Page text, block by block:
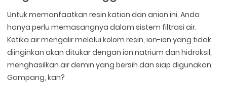
Untuk memanfaatkan resin kation dan anion ini, Anda
hanya perlu memasangnya dalam sistem filtrasi air.
Ketika air mengalir melalui kolom resin, ion-ion yang tidak
diinginkan akan ditukar dengan ion natrium dan hidroksil,
menghasilkan air demin yang bersih dan siap digunakan.
Gampang, kan?